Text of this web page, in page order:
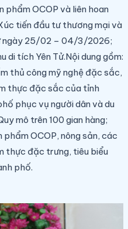
phẩm OCOP và liên hoan
tiến đầu tư thương mại và
ngày 25/02 – 04/3/2026;
di tích Yên Tử.Nội dunggồm:
thủ công mỹ nghệ đặc sắc,
thực đặc sắc của tỉnh
phục vụ người dân và du
mô trên 100 gian hàng;
phẩm OCOP, nông sản, các
thực đặc trưng, tiêu biểu
phố.